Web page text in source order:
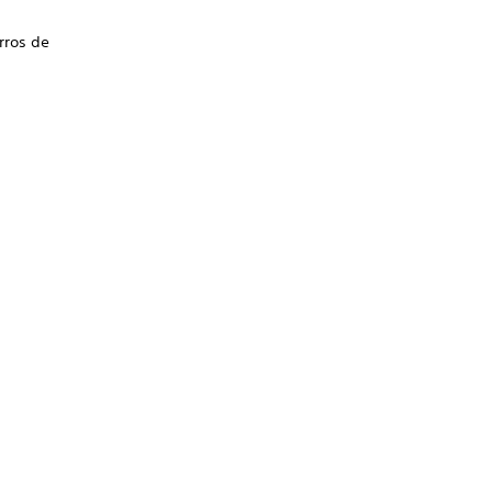
de